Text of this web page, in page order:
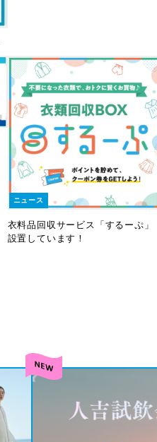
ニュース
衣料品回収サービス「するーぷ」
設置しています！